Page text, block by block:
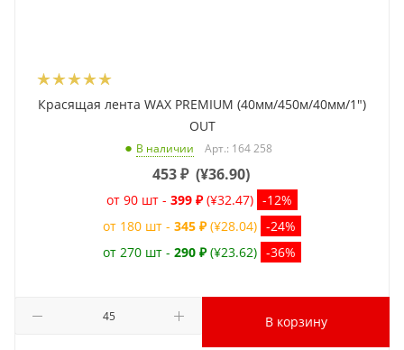
Красящая лента WAX PREMIUM (40мм/450м/40мм/1")
OUT
В наличии Арт.: 164 258
453₽ (¥36.90)
от 90 шт - 399 ₽ (¥32.47) -12%
от 180 шт - 345 ₽ (¥28.04) -24%
от 270 шт - 290 ₽ (¥23.62) -36%
В корзину